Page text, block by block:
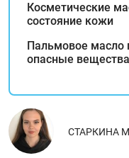
Косметические
состояние кожи
Пальмовое масло
опасные вещества
СТАРКИНА